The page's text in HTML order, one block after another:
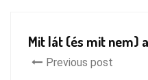
Mit lát (és mit nem)
Previous post